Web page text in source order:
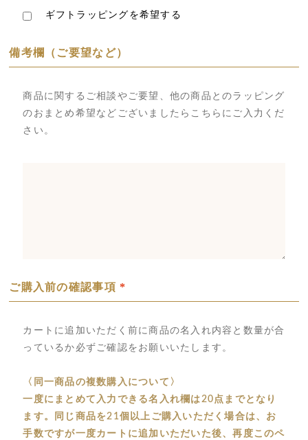
ギフトラッピングを希望する
備考欄（ご要望など）
商品に関するご相談やご要望、他の商品とのラッピング
のおまとめ希望などございましたらこちらにご入力くだ
さい。
ご購入前の確認事項 *
カートに追加いただく前に商品の名入れ内容と数量が合
っているか必ずご確認をお願いいたします。
〈同一商品の複数購入について〉
一度にまとめて入力できる名入れ欄は20点までとなり
ます。同じ商品を21個以上ご購入いただく場合は、お
手数ですが一度カートに追加いただいた後、再度このペ